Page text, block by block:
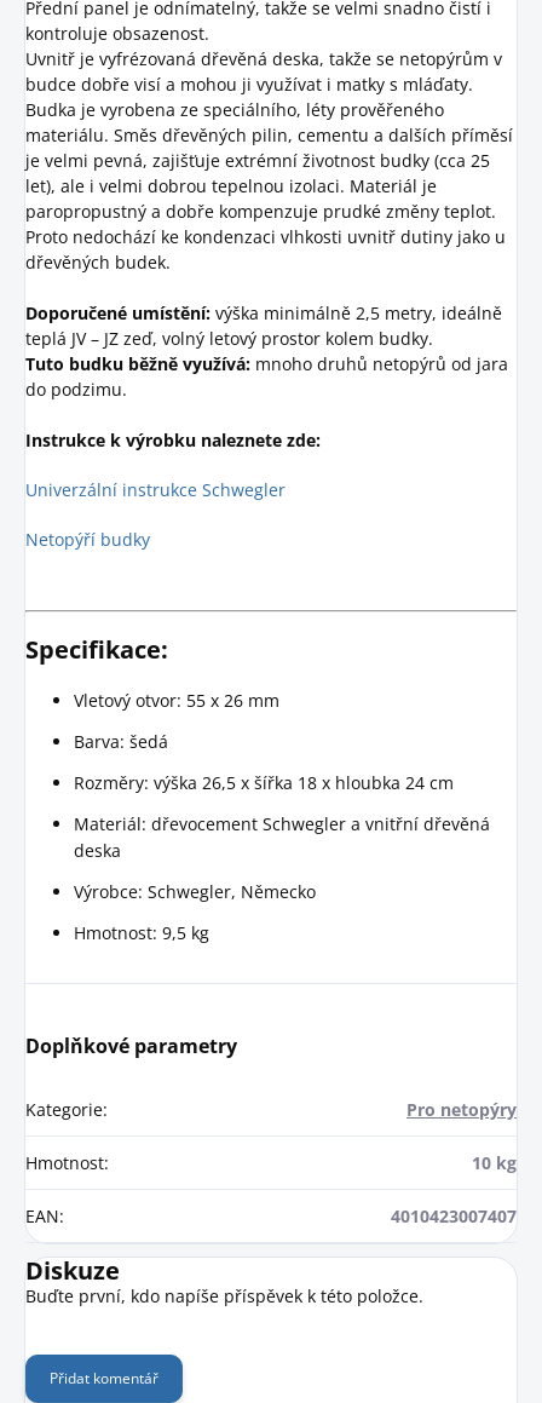
Přední panel je odnímatelný, takže se velmi snadno čistí i
kontroluje obsazenost.
Uvnitř je vyfrézovaná dřevěná deska, takže se netopýrům v
budce dobře visí a mohou ji využívat i matky s mláďaty.
Budka je vyrobena ze speciálního, léty prověřeného
materiálu. Směs dřevěných pilin, cementu a dalších příměsí
je velmi pevná, zajišťuje extrémní životnost budky (cca 25
let), ale i velmi dobrou tepelnou izolaci. Materiál je
paropropustný a dobře kompenzuje prudké změny teplot.
Proto nedochází ke kondenzaci vlhkosti uvnitř dutiny jako u
dřevěných budek.
Doporučené umístění: výška minimálně 2,5 metry, ideálně
teplá JV – JZ zeď, volný letový prostor kolem budky.
Tuto budku běžně využívá: mnoho druhů netopýrů od jara
do podzimu.
Instrukce k výrobku naleznete zde:
Univerzální instrukce Schwegler
Netopýří budky
Specifikace:
Vletový otvor: 55 x 26 mm
Barva: šedá
Rozměry: výška 26,5 x šířka 18 x hloubka 24 cm
Materiál: dřevocement Schwegler a vnitřní dřevěná
deska
Výrobce: Schwegler, Německo
Hmotnost: 9,5 kg
Doplňkové parametry
Kategorie: Pro netopýry
Hmotnost: 10 kg
EAN: 4010423007407
Diskuze
Buďte první, kdo napíše příspěvek k této položce.
Přidat komentář